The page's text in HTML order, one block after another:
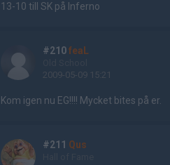
13-10 till SK på Inferno
#210feaL
2009-05-09 15:21
Kom igen nu EG!!!! Mycket bites på er.
#211 Qus